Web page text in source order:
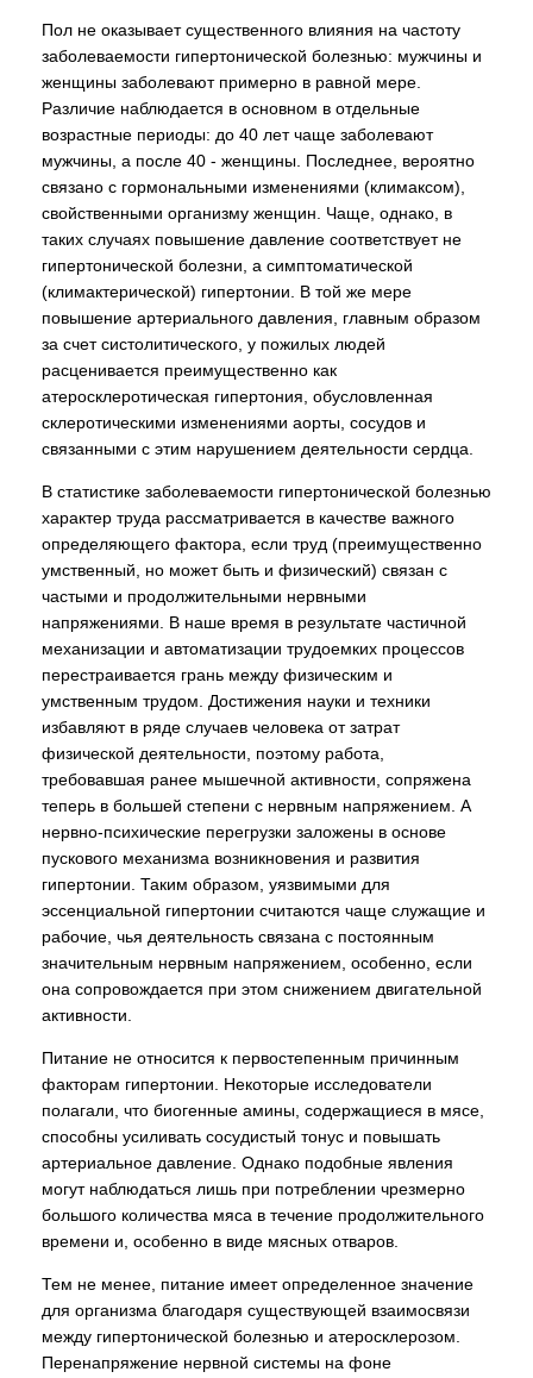
Пол не оказывает существенного влияния на частоту
заболеваемости гипертонической болезнью: мужчины и
женщины заболевают примерно в равной мере.
Различие наблюдается в основном в отдельные
возрастные периоды: до 40 лет чаще заболевают
мужчины, а после 40 - женщины. Последнее, вероятно
связано с гормональными изменениями (климаксом),
свойственными организму женщин. Чаще, однако, в
таких случаях повышение давление соответствует не
гипертонической болезни, а симптоматической
(климактерической) гипертонии. В той же мере
повышение артериального давления, главным образом
за счет систолитического, у пожилых людей
расценивается преимущественно как
атеросклеротическая гипертония, обусловленная
склеротическими изменениями аорты, сосудов и
связанными с этим нарушением деятельности сердца.
В статистике заболеваемости гипертонической болезнью
характер труда рассматривается в качестве важного
определяющего фактора, если труд (преимущественно
умственный, но может быть и физический) связан с
частыми и продолжительными нервными
напряжениями. В наше время в результате частичной
механизации и автоматизации трудоемких процессов
перестраивается грань между физическим и
умственным трудом. Достижения науки и техники
избавляют в ряде случаев человека от затрат
физической деятельности, поэтому работа,
требовавшая ранее мышечной активности, сопряжена
теперь в большей степени с нервным напряжением. А
нервно-психические перегрузки заложены в основе
пускового механизма возникновения и развития
гипертонии. Таким образом, уязвимыми для
эссенциальной гипертонии считаются чаще служащие и
рабочие, чья деятельность связана с постоянным
значительным нервным напряжением, особенно, если
она сопровождается при этом снижением двигательной
активности.
Питание не относится к первостепенным причинным
факторам гипертонии. Некоторые исследователи
полагали, что биогенные амины, содержащиеся в мясе,
способны усиливать сосудистый тонус и повышать
артериальное давление. Однако подобные явления
могут наблюдаться лишь при потреблении чрезмерно
большого количества мяса в течение продолжительного
времени и, особенно в виде мясных отваров.
Тем не менее, питание имеет определенное значение
для организма благодаря существующей взаимосвязи
между гипертонической болезнью и атеросклерозом.
Перенапряжение нервной системы на фоне